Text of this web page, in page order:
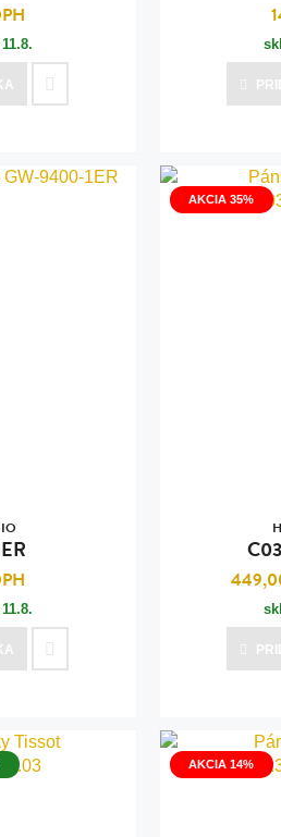
11.8.
11.8.
AKCIA 35%
AKCIA 14%